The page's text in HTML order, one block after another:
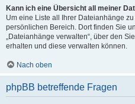
Kann ich eine Übersicht all meiner
Um eine Liste all Ihrer Dateianhänge
persönlichen Bereich. Dort finden Sie
„Dateianhänge verwalten“, über den
erhalten und diese verwalten können.
Nach oben
phpBB betreffende Fragen